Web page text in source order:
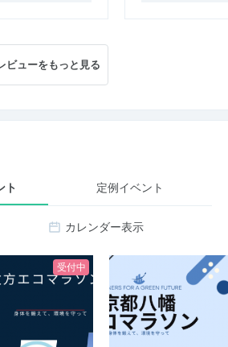
ビューをもっと見る
ト 定例イベント
カレンダー表示
受付中